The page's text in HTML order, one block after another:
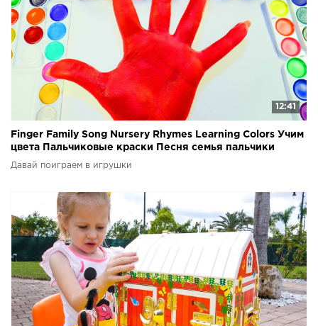
12:41
Finger Family Song Nursery Rhymes Learning Colors Учим
цвета Пальчиковые краски Песня семья пальчики
Давай поиграем в игрушки